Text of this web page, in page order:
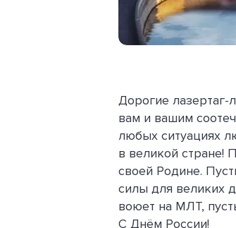
Дорогие
вам и вашим
любых ситуациях
в великой стране!
своей Родине.
силы для великих
воюет на МЛТ,
С Днём России!